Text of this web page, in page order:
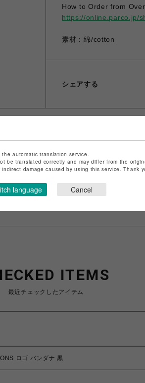
How to Order from
https://online.parco.jp/
素材：綿/cotton
シェアする
GAMES
SHOP
に基づく表記は
こちら
ITEMS
最近チェックしたアイテム
ロゴ バンダナ 黒
automatic translation service.
be translated correctly and may differ from the
damage caused by using this service. Thank
language Cancel